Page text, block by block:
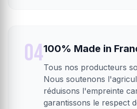
04100% Made in
Tous nos producteurs
Nous soutenons
réduisons l'empreinte
garantissons le respect